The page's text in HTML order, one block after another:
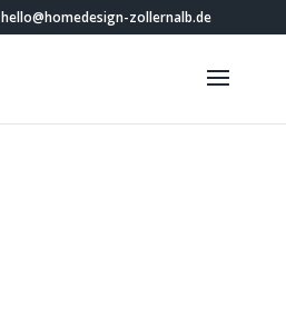
hello@homedesign-zollernalb.de